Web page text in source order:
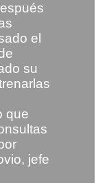
el
su
que
jefe